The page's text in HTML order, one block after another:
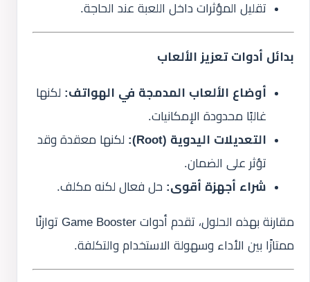
تقليل المؤثرات داخل اللعبة عند الحاجة.
بدائل أدوات تعزيز الألعاب
أوضاع الألعاب المدمجة في الهواتف: لكنها
غالبًا محدودة الإمكانيات.
التعديلات اليدوية (Root):
لكنها معقدة وقد
تؤثر على الضمان.
شراء أجهزة أقوى: حل فعال لكنه مكلف.
مقارنة بهذه الحلول، تقدم أدوات Game Booster توازنًا
ممتازًا بين الأداء وسهولة الاستخدام والتكلفة.